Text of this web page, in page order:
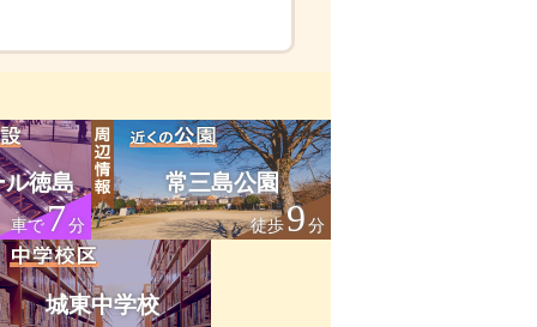
徳島
車で7分
常三島公園
徒歩9分
城東中学校